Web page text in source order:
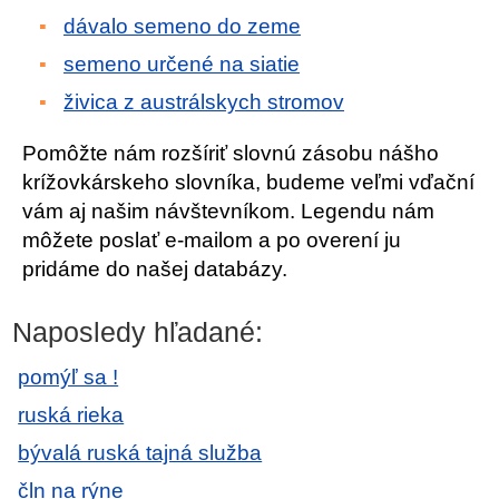
dávalo semeno do zeme
semeno určené na siatie
živica z austrálskych stromov
Pomôžte nám rozšíriť slovnú zásobu nášho
krížovkárskeho slovníka, budeme veľmi vďační
vám aj našim návštevníkom. Legendu nám
môžete poslať e-mailom a po overení ju
pridáme do našej databázy.
Naposledy hľadané:
pomýľ sa !
ruská rieka
bývalá ruská tajná služba
čln na rýne